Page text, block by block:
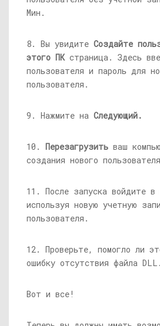
8. Вы увидите Создайте
этого ПКстраница. Здесь
пользователя и пароль для
пользователя.
9. Нажмите на Следующий.
10. Перезагрузить ваш
создания нового
11. После запуска войдите в
используя новую учетную
пользователя.
12. Проверьте, помогло ли
ошибку отсутствия файла DLL.
Вот и все!